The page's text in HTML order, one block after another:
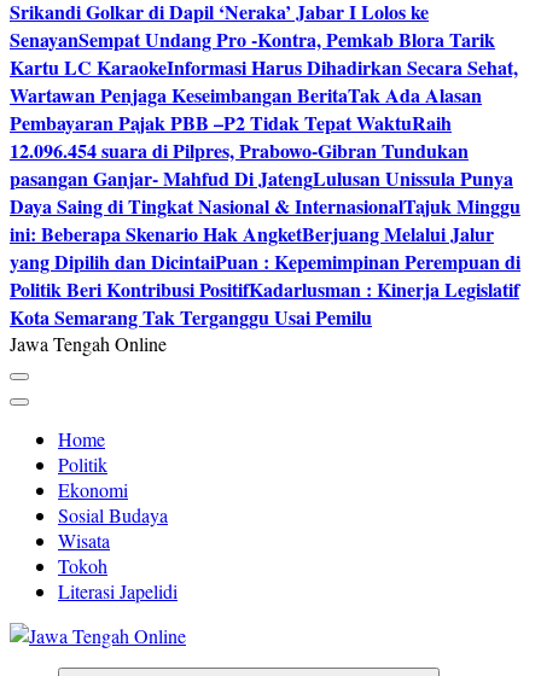
Srikandi Golkar di Dapil ‘Neraka’ Jabar I Lolos ke
SenayanSempat Undang Pro -Kontra, Pemkab Blora Tarik
Kartu LC KaraokeInformasi Harus Dihadirkan Secara Sehat,
Wartawan Penjaga Keseimbangan BeritaTak Ada Alasan
Pembayaran Pajak PBB –P2 Tidak Tepat WaktuRaih
12.096.454 suara di Pilpres, Prabowo-Gibran Tundukan
pasangan Ganjar- Mahfud Di JatengLulusan Unissula Punya
Daya Saing di Tingkat Nasional & InternasionalTajuk Minggu
ini: Beberapa Skenario Hak AngketBerjuang Melalui Jalur
yang Dipilih dan DicintaiPuan : Kepemimpinan Perempuan di
Politik Beri Kontribusi PositifKadarlusman : Kinerja Legislatif
Kota Semarang Tak Terganggu Usai Pemilu
Jawa Tengah Online
Home
Politik
Ekonomi
Sosial Budaya
Wisata
Tokoh
Literasi Japelidi